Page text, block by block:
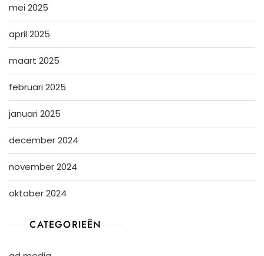
mei 2025
april 2025
maart 2025
februari 2025
januari 2025
december 2024
november 2024
oktober 2024
CATEGORIEËN